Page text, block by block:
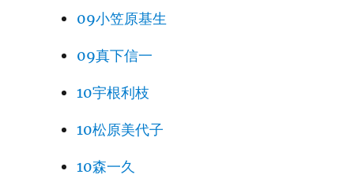
09小笠原基生
09真下信一
10宇根利枝
10松原美代子
10森一久